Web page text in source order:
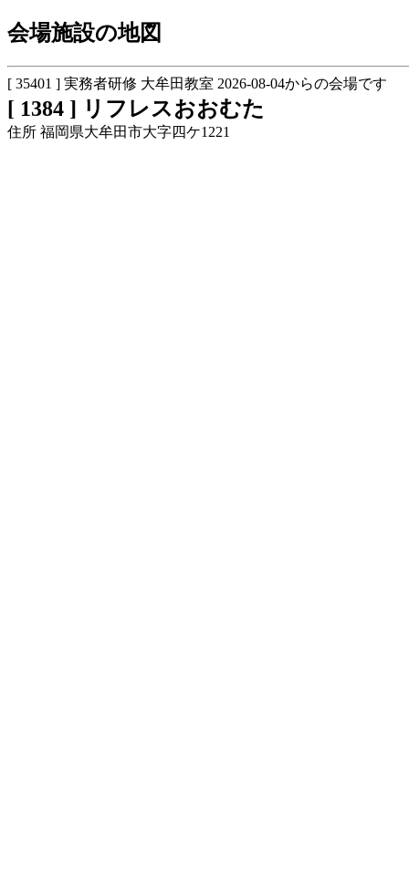
会場施設の地図
[ 35401 ] 実務者研修 大牟田教室 2026-08-04からの会場です
[ 1384 ] リフレスおおむた
住所 福岡県大牟田市大字四ケ1221